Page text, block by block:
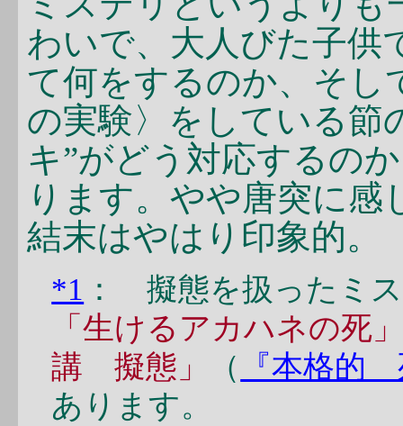
わいで、大人びた子供
て何をするのか、そし
の実験〉をしている節
キ”がどう対応するの
ります。やや唐突に
結末はやはり印象的。
*1 ： 擬態を扱ったミ
「生けるアカハネの死
講 擬態」
（
『本格的
あります。